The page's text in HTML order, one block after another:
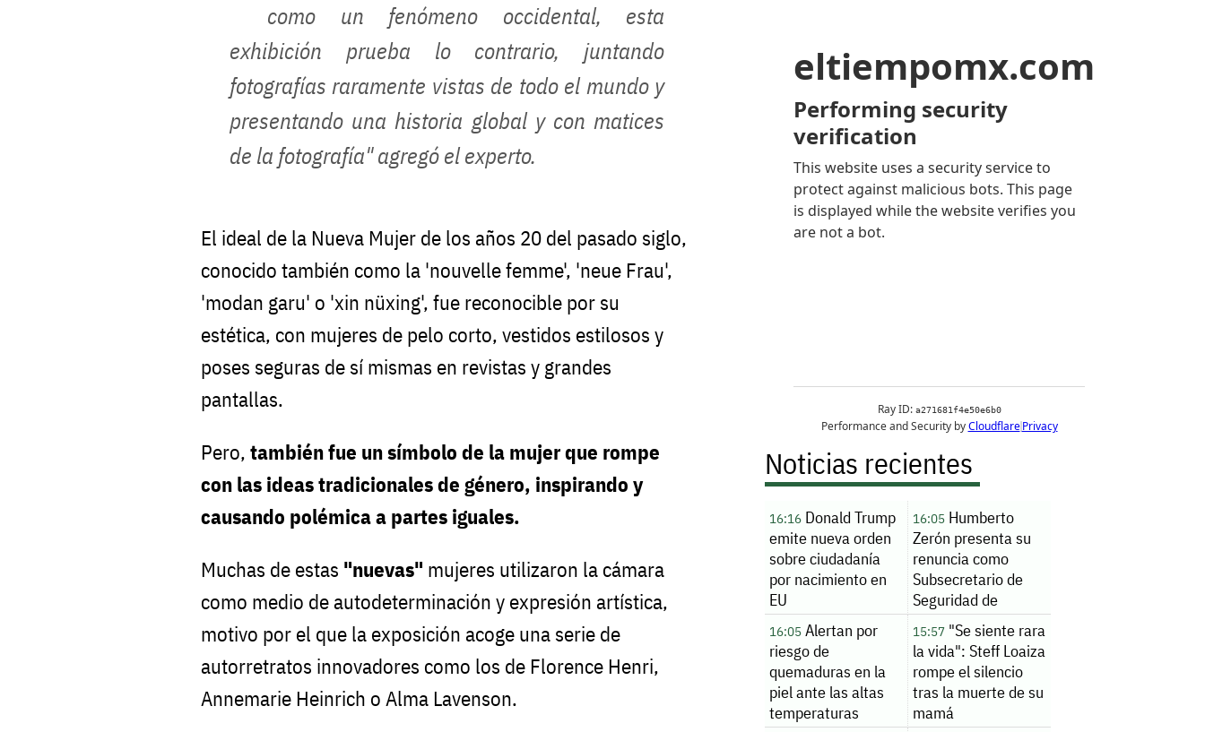
como un fenómeno occidental, esta
exhibición prueba lo contrario, juntando
fotografías raramente vistas de todo el mundo y
presentando una historia global y con matices
de la fotografía" agregó el experto.
El ideal de la Nueva Mujer de los años 20 del pasado siglo,
conocido también como la 'nouvelle femme', 'neue Frau',
'modan garu' o 'xin nüxing', fue reconocible por su
estética, con mujeres de pelo corto, vestidos estilosos y
poses seguras de sí mismas en revistas y grandes
pantallas.
Pero, también fue un símbolo de la mujer que rompe
con las ideas tradicionales de género, inspirando y
causando polémica a partes iguales.
Muchas de estas "nuevas" mujeres utilizaron la cámara
como medio de autodeterminación y expresión artística,
motivo por el que la exposición acoge una serie de
autorretratos innovadores como los de Florence Henri,
Annemarie Heinrich o Alma Lavenson.
Noticias recientes
16:16 Donald Trump
emite nueva orden
sobre ciudadanía
por nacimiento en
EU
16:05Humberto
Zerón presenta su
renuncia como
Subsecretario de
Seguridad de
Sinaloa
16:05 Alertan por
riesgo de
quemaduras en la
piel ante las altas
temperaturas
15:57"Se siente rara
la vida": Steff Loaiza
rompe el silencio
tras la muerte de su
mamá